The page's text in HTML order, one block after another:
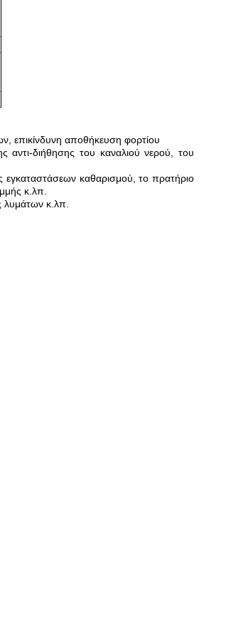
επικίνδυνη αποθήκευση φορτίου
αντι-διήθησης του καναλιού νερού, του
εγκαταστάσεων καθαρισμού, το πρατήριο
κ.λπ.
λυμάτων κ.λπ.